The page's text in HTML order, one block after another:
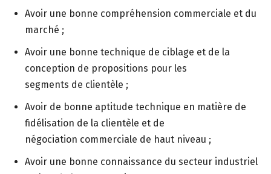
Avoir une bonne compréhension commerciale et du
marché ;
Avoir une bonne technique de ciblage et de la
conception de propositions pour les
segments de clientèle ;
Avoir de bonne aptitude technique en matière de
fidélisation de la clientèle et de
négociation commerciale de haut niveau ;
Avoir une bonne connaissance du secteur industriel